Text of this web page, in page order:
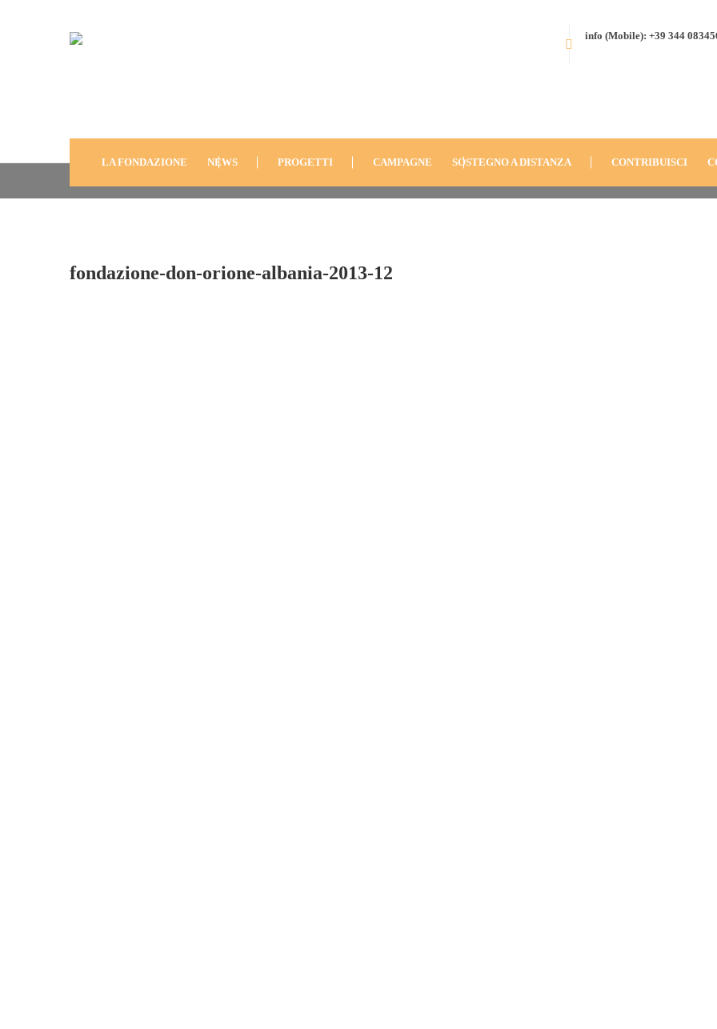
info (Mobile): +39 344
LA FONDAZIONE NEWS PROGETTI CAMPAGNE SOSTEGNO A DISTANZA CONTRIBUISCI
FONDAZIONE-DON-ORIONE-
fondazione-don-orione-albania-2013-12